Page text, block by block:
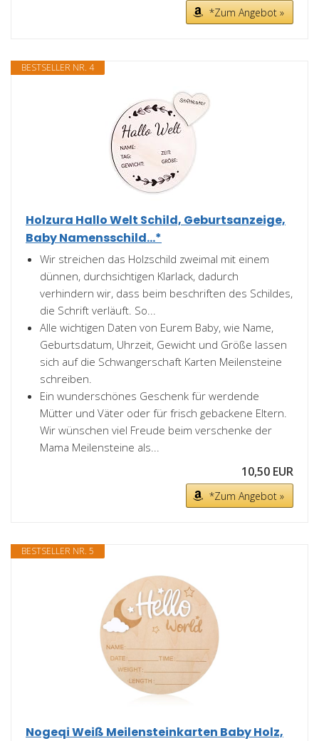
*Zum Angebot »
BESTSELLER NR. 4
Holzura Hallo Welt Schild, Geburtsanzeige,
Baby Namensschild...*
Wir streichen das Holzschild zweimal mit einem
dünnen, durchsichtigen Klarlack, dadurch
verhindern wir, dass beim beschriften des Schildes,
die Schrift verläuft. So...
Alle wichtigen Daten von Eurem Baby, wie Name,
Geburtsdatum, Uhrzeit, Gewicht und Größe lassen
sich auf die Schwangerschaft Karten Meilensteine
schreiben.
Ein wunderschönes Geschenk für werdende
Mütter und Väter oder für frisch gebackene Eltern.
Wir wünschen viel Freude beim verschenke der
Mama Meilensteine als...
10,50 EUR
*Zum Angebot »
BESTSELLER NR. 5
Nogeqi Weiß Meilensteinkarten Baby Holz,